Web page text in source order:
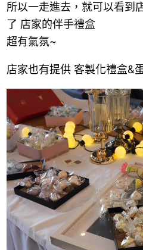
所以一走進去，就可以看到
了 店家的伴手禮盒
超有氣氛~
店家也有提供 客製化禮盒&